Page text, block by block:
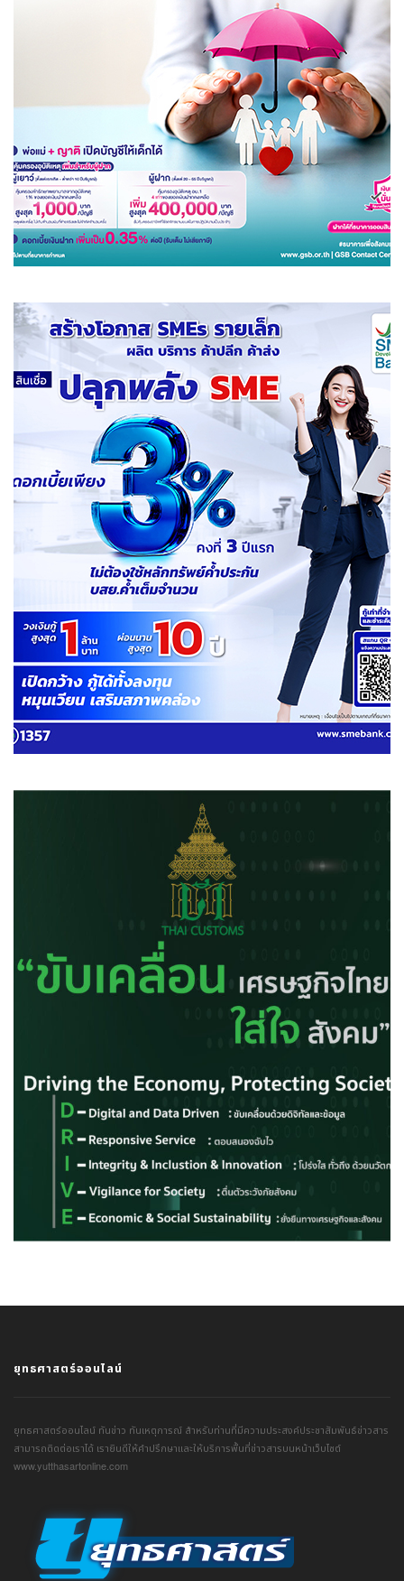
ยุทธศาสตร์ออนไลน์
ยุทธศาสตร์ออนไลน์ ทันข่าว ทันเหตุการณ์ สำหรับท่านที่มีความประสงค์ประชาสัมพันธ์ข่าวสาร
สามารถติดต่อเราได้ เรายินดีให้คำปรึกษาและให้บริการพื้นที่ข่าวสารบนหน้าเว็บไซต์
www.yutthasartonline.com